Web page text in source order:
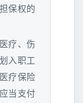
保权的
疗、伤
入职工
疗保险
当支付